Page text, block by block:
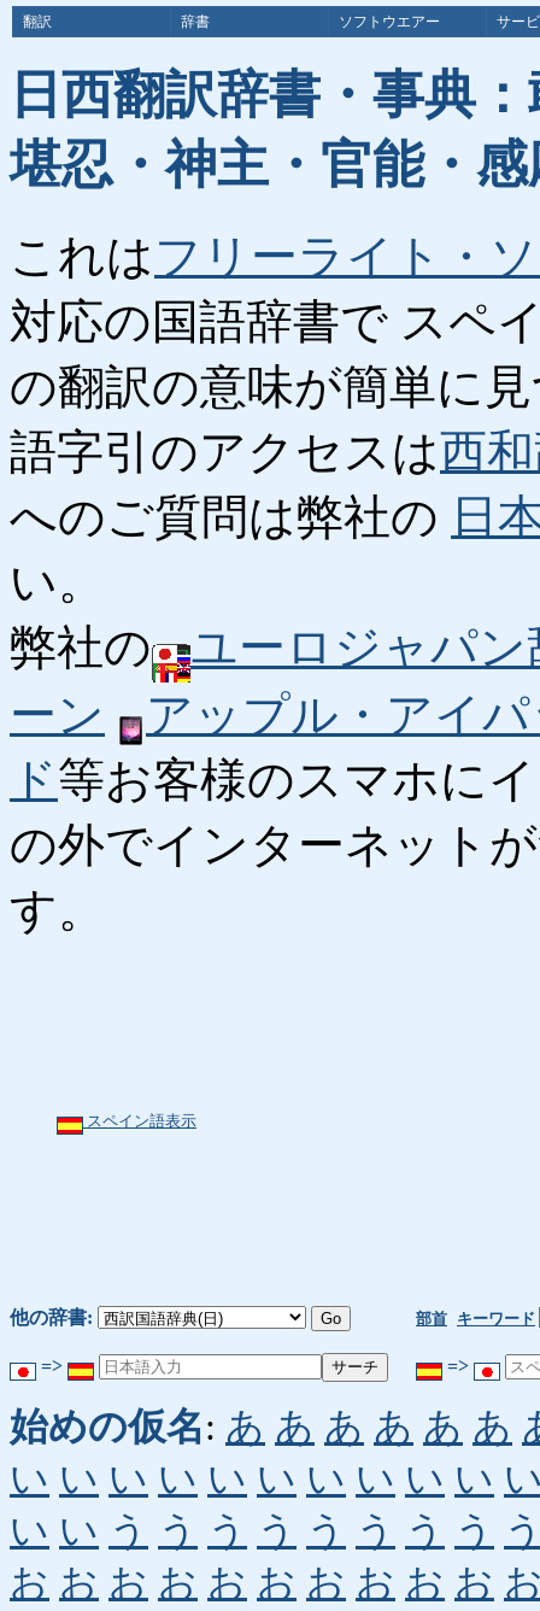
翻訳 辞書 ソフトウエアー サー
日西翻訳辞書・事典
堪忍・神主・官能・
これはフリーライト・
対応の国語辞書で スペ
の翻訳の意味が簡単に
語字引のアクセスは西
へのご質問は弊社の 日
い。
弊社の
ユーロジャパン
ーン
アップル・アイ
ド等お客様のスマホに
の外でインターネット
す。
スペイン語表示
他の辞書: 部首 キーワード
=> =>
始めの仮名: あ あ あ あ あ あ
い い い い い い い い い い
い い う う う う う う う う
お お お お お お お お お お